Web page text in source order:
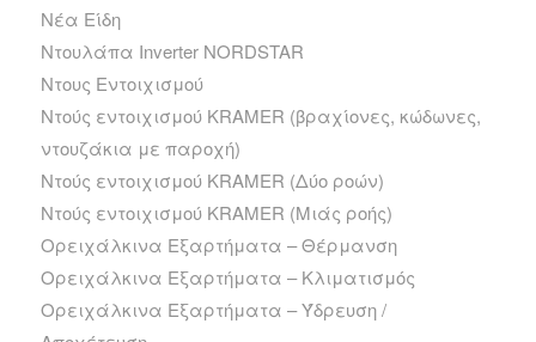
Νέα Είδη
Ντουλάπα Inverter NORDSTAR
Ντους Εντοιχισμού
Ντούς εντοιχισμού KRAMER (βραχίονες, κώδωνες,
ντουζάκια με παροχή)
Ντούς εντοιχισμού KRAMER (Δύο ροών)
Ντούς εντοιχισμού KRAMER (Μιάς ροής)
Ορειχάλκινα Εξαρτήματα – Θέρμανση
Ορειχάλκινα Εξαρτήματα – Κλιματισμός
Ορειχάλκινα Εξαρτήματα – Ύδρευση /